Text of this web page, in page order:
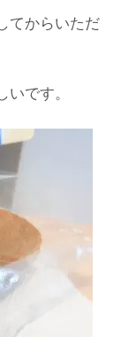
てからいただ
です。